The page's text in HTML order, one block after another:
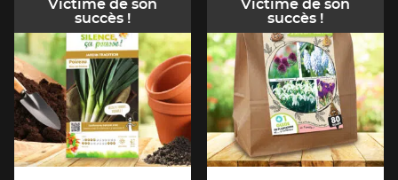
Victime de son
succès !
APERÇU
RAPIDE
Victime de son
succès !
APERÇU
RAPIDE